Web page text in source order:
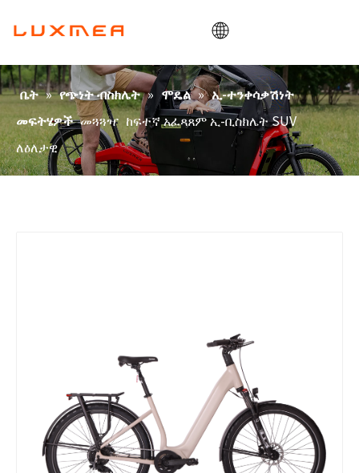
ቤት
ኩባንያ
የጭነት መኪና
መገልገያ
ቤት » የጭነት ብስክሌት » ሞዴል » ኢ-ተንቀሳቃሽነት
መፍትሄዎች መጓጓዣ ከፍተኛ አፈጻጸም ኢ-ቢስክሌት SUV
ለዕለታዊ